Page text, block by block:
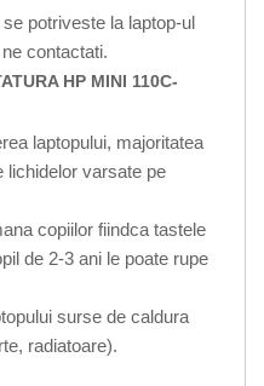
potriveste la laptop-ul
contactati.
HP MINI 110C-
laptopului, majoritatea
lichidelor varsate pe
copiilor fiindca tastele
de 2-3 ani le poate rupe
surse de caldura
radiatoare).